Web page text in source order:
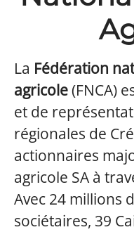
La Fédération
agricole(FNCA)
et de
régionales de
actionnaires
agricole SA à
Avec 24 millions
sociétaires, 39